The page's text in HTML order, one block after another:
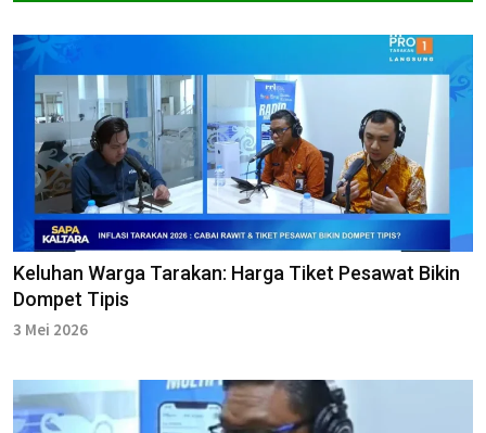
Keluhan Warga Tarakan: Harga Tiket Pesawat Bikin
Dompet Tipis
3 Mei 2026